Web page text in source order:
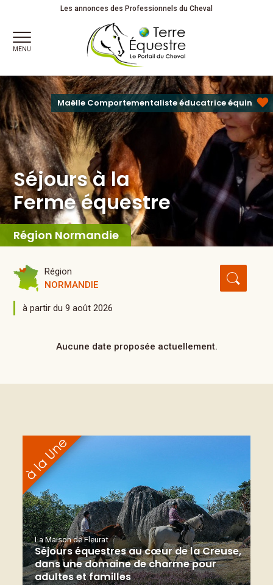
Ferme équestre Détente . Découverte . Partage
Les annonces des Professionnels du Cheval
MENU
Séjours à la
Ferme équestre
Région Normandie
Maëlle Comportementaliste éducatrice équin
Région
NORMANDIE
à partir du 9 août 2026
Aucune date proposée actuellement.
La Maison de Fleurat
Séjours équestres au cœur de la Creuse,
dans une domaine de charme pour
adultes et familles